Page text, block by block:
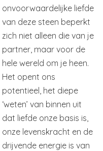
onvoorwaardelijke liefde
van deze steen beperkt
zich niet alleen die van je
partner, maar voor de
hele wereld om je heen.
Het opent ons
potentieel, het diepe
‘weten’ van binnen uit
dat liefde onze basis is,
onze levenskracht en de
drijvende energie is van